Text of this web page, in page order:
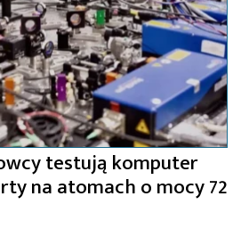
testują komputer
na atomach o mocy 72